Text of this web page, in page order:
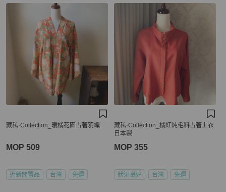
藏私·Collection_暖橘花園古著羽織
MOP 509
近新閒置品 台灣 免運
藏私·Collection_橘紅純毛料古著上衣
日本製
MOP 355
狀況良好 台灣 免運